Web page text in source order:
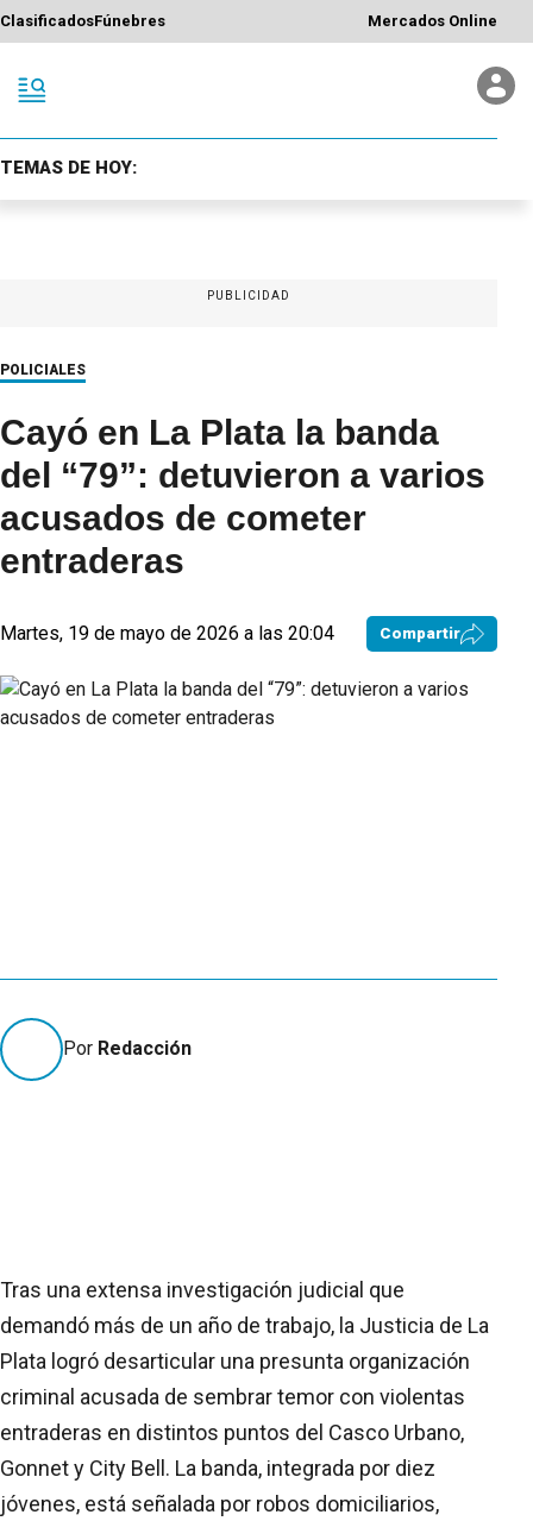
ClasificadosFúnebres Mercados Online
TEMAS DE HOY:
PUBLICIDAD
POLICIALES
Cayó en La Plata la banda
del “79”: detuvieron a varios
acusados de cometer
entraderas
Martes, 19 de mayo de 2026 a las 20:04 Compartir
Por Redacción
Tras una extensa investigación judicial que
demandó más de un año de trabajo, la Justicia de La
Plata logró desarticular una presunta organización
criminal acusada de sembrar temor con violentas
entraderas en distintos puntos del Casco Urbano,
Gonnet y City Bell. La banda, integrada por diez
jóvenes, está señalada por robos domiciliarios,